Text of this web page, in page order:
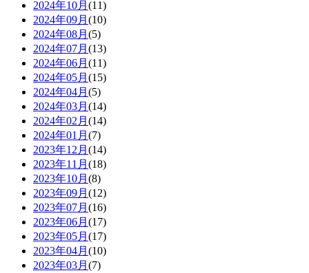
2024年10月 (11)
2024年09月 (10)
2024年08月 (5)
2024年07月 (13)
2024年06月 (11)
2024年05月 (15)
2024年04月 (5)
2024年03月 (14)
2024年02月 (14)
2024年01月 (7)
2023年12月 (14)
2023年11月 (18)
2023年10月 (8)
2023年09月 (12)
2023年07月 (16)
2023年06月 (17)
2023年05月 (17)
2023年04月 (10)
2023年03月 (7)